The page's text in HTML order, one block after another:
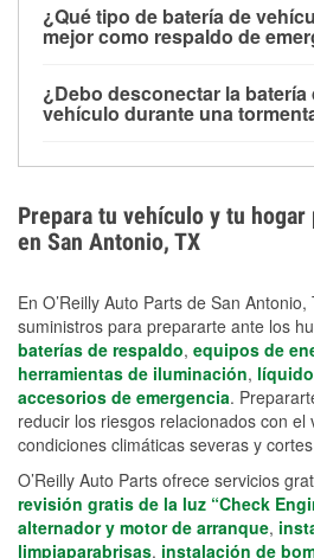
contar con un equipo de carga
cortes prolongados.
parte baja del compartimento
dañarse si se sumergen, lo que
días después de la exposición.
¿Qué tipo de batería de
mejor como respaldo de
para aplicaciones de ciclo
selladas, resistentes a las
¿Debo desconectar la batería
vehículo durante una
los daños por inundación.
preparar opciones de carga de
medidas de protección más
Prepara tu vehículo y tu hogar
en San Antonio, TX
En O’Reilly Auto Parts de San
suministros para prepararte ante los
baterías de respaldo, equipos de
herramientas de iluminación,
accesorios de emergencia.
reducir los riesgos relacionados con el
condiciones climáticas severas y
O’Reilly Auto Parts ofrece servicios
revisión gratis de la luz “Check
alternador y motor de arranque,
limpiaparabrisas, instalación de